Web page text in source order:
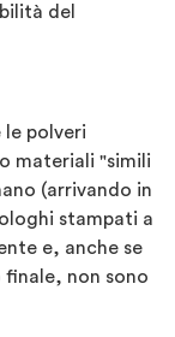
del
le polveri
materiali "simili
(arrivando in
stampati a
e, anche se
finale, non sono